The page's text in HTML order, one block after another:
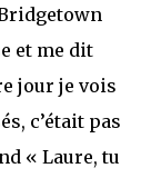
et me dit
jour je vois
c’était pas
« Laure, tu